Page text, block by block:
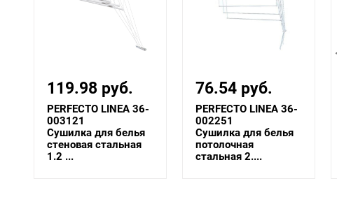
119.98 руб.
PERFECTO LINEA 36-
003121
Сушилка для белья
стеновая стальная
1.2 ...
76.54 руб.
PERFECTO LINEA 36-
002251
Сушилка для белья
потолочная
стальная 2....